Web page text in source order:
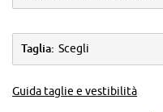
Taglia: Scegli
Guida taglie e vestibilità